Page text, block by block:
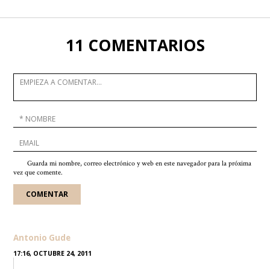
11 COMENTARIOS
Guarda mi nombre, correo electrónico y web en este navegador para la próxima
vez que comente.
Antonio Gude
17:16, OCTUBRE 24, 2011